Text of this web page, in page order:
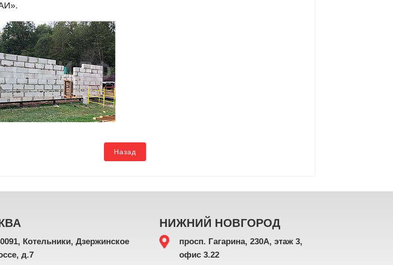
Назад
Котельники, Дзержинское
д.7
НИЖНИЙ НОВГОРОД
просп. Гагарина, 230А, этаж 3,
офис 3.22